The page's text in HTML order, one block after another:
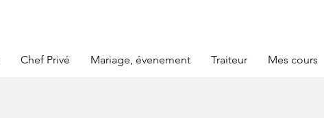
Chef Privé Mariage, évenement Traiteur Mes cours